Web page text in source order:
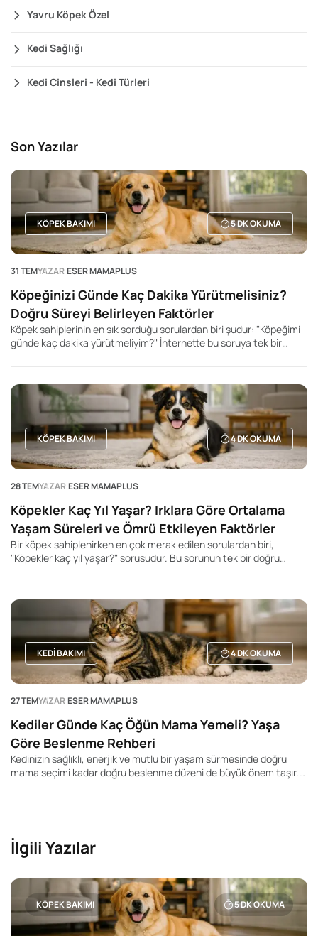
Yavru Köpek Özel
Kedi Sağlığı
Kedi Cinsleri - Kedi Türleri
Son Yazılar
KÖPEK BAKIMI 5DK OKUMA
31 TEMYAZAR ESER MAMAPLUS
Köpeğinizi Günde Kaç Dakika Yürütmelisiniz?
Doğru Süreyi Belirleyen Faktörler
Köpek sahiplerinin en sık sorduğu sorulardan biri şudur: "Köpeğimi
günde kaç dakika yürütmeliyim?" İnternette bu soruya tek bir
köpek için geçerli tek bir yürüyüş süresi yoktur.
KÖPEK BAKIMI 4DK OKUMA
28 TEMYAZAR ESER MAMAPLUS
Köpekler Kaç Yıl Yaşar? Irklara Göre Ortalama
Yaşam Süreleri ve Ömrü Etkileyen Faktörler
Bir köpek sahiplenirken en çok merak edilen sorulardan biri,
"Köpekler kaç yıl yaşar?" sorusudur. Bu sorunun tek bir doğru
önemli ölçüde etkileyebilir. Genel olarak küçük ırk köpeklerin daha
uzun yaşadığı, büyük ve dev ırkların ise daha kısa yaşam sürelerine
sahip olduğu bilinir. Ancak bu durum kesin bir kural değildir. Aynı
ırka mensup iki köpek bile tamamen farklı yaşam sürelerine sahip
olabilir.KEDI BAKIMI 4DK OKUMA
27 TEMYAZAR ESER MAMAPLUS
Kediler Günde Kaç Öğün Mama Yemeli? Yaşa
Göre Beslenme Rehberi
Kedinizin sağlıklı, enerjik ve mutlu bir yaşam sürmesinde doğru
mama seçimi kadar doğru beslenme düzeni de büyük önem taşır.
İlgili Yazılar
KÖPEK BAKIMI 5DK OKUMA